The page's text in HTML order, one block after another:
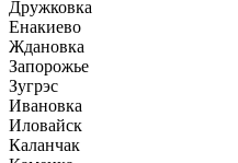
Дружковка
Енакиево
Ждановка
Запорожье
Зугрэс
Ивановка
Иловайск
Каланчак